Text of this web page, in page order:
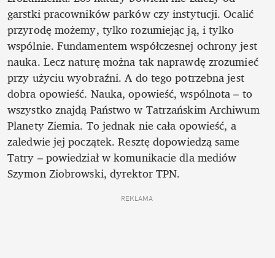
garstki pracowników parków czy instytucji. Ocalić
przyrodę możemy, tylko rozumiejąc ją, i tylko
wspólnie. Fundamentem współczesnej ochrony jest
nauka. Lecz naturę można tak naprawdę zrozumieć
przy użyciu wyobraźni. A do tego potrzebna jest
dobra opowieść. Nauka, opowieść, wspólnota – to
wszystko znajdą Państwo w Tatrzańskim Archiwum
Planety Ziemia. To jednak nie cała opowieść, a
zaledwie jej początek. Resztę dopowiedzą same
Tatry – powiedział w komunikacie dla mediów
Szymon Ziobrowski, dyrektor TPN.
REKLAMA